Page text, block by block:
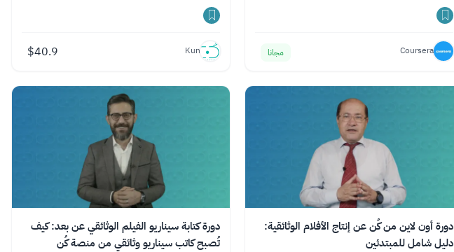
Coursera مجانا Kun
$40.9
دورة أون لاين من كُن عن إنتاج الأفلام الوثائقية:
دليل شامل للمبتدئين
دورة كتابة سيناريو الفيلم الوثائقي عن بعد: كيف
تُصبح كاتب سيناريو وثائقي من منصة كُن